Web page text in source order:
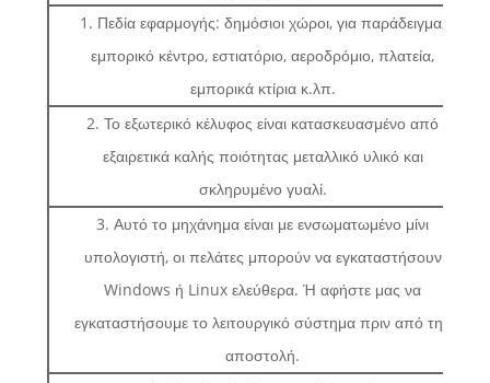
1. Πεδία εφαρμογής: δημόσιοι χώροι, για παράδειγμα,
εμπορικό κέντρο, εστιατόριο, αεροδρόμιο, πλατεία,
εμπορικά κτίρια κ.λπ.
2. Το εξωτερικό κέλυφος είναι κατασκευασμένο από
εξαιρετικά καλής ποιότητας μεταλλικό υλικό και
σκληρυμένο γυαλί.
3. Αυτό το μηχάνημα είναι με ενσωματωμένο μίνι
υπολογιστή, οι πελάτες μπορούν να εγκαταστήσουν
Windows ή Linux ελεύθερα. Ή αφήστε μας να
εγκαταστήσουμε το λειτουργικό σύστημα πριν από την
αποστολή.